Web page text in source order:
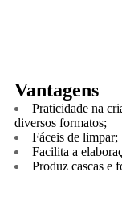
Vantagens
Praticidade na
diversos formatos;
Fáceis de limpar;
Facilita a
Produz cascas e